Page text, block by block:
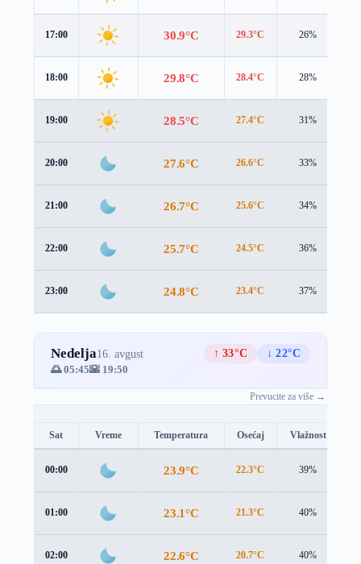
17:00 30.9°C 29.3°C 26%
18:00 29.8°C 28.4°C 28%
19:00 28.5°C 27.4°C 31%
20:00 27.6°C 26.6°C 33%
21:00 26.7°C 25.6°C 34%
22:00 25.7°C 24.5°C 36%
23:00 24.8°C 23.4°C 37%
Nedelja16. avgust ↑ 33°C
↓ 22°C
🌅 05:45🌇 19:50
Prevucite za više →
Sat Vreme Temperatura Osećaj Vlažnost
00:00 23.9°C 22.3°C 39%
01:00 23.1°C 21.3°C 40%
02:00 22.6°C 20.7°C 40%